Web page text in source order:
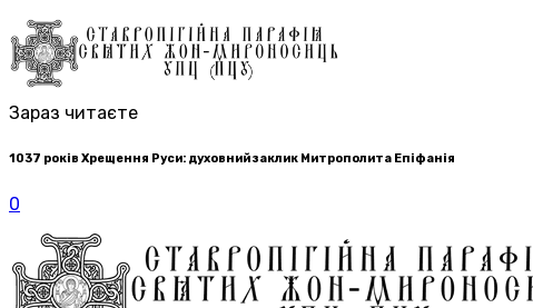
Зараз читаєте
1037 років Хрещення Руси: духовний заклик Митрополита Епіфанія
0